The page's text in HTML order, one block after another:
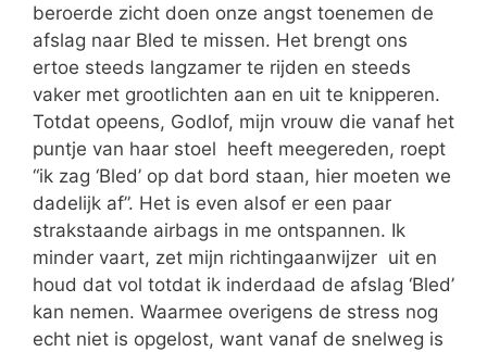
beroerde zicht doen onze angst toenemen de
afslag naar Bled te missen. Het brengt ons
ertoe steeds langzamer te rijden en steeds
vaker met grootlichten aan en uit te knipperen.
Totdat opeens, Godlof, mijn vrouw die vanaf het
puntje van haar stoel heeft meegereden, roept
“ik zag ‘Bled’ op dat bord staan, hier moeten we
dadelijk af”. Het is even alsof er een paar
strakstaande airbags in me ontspannen. Ik
minder vaart, zet mijn richtingaanwijzer uit en
houd dat vol totdat ik inderdaad de afslag ‘Bled’
kan nemen. Waarmee overigens de stress nog
echt niet is opgelost, want vanaf de snelweg is